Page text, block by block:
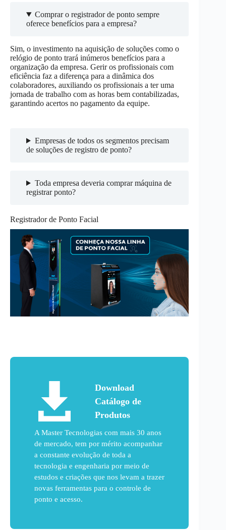
Comprar o registrador de ponto sempre
oferece benefícios para a empresa?
Sim, o investimento na aquisição de soluções como o
relógio de ponto trará inúmeros benefícios para a
organização da empresa. Gerir os profissionais com
eficiência faz a diferença para a dinâmica dos
colaboradores, auxiliando os profissionais a ter uma
jornada de trabalho com as horas bem contabilizadas,
garantindo acertos no pagamento da equipe.
Empresas de todos os segmentos precisam
de soluções de registro de ponto?
Toda empresa deveria comprar máquina de
registrar ponto?
Registrador de Ponto Facial
Download
Catálogo de
Produtos
A Master Tecnologias com mais 30 anos
de mercado, tem por mérito acompanhar
a constante evolução de toda a
tecnologia e engenharia por meio de
estudos e criações que nos levam a trazer
novas ferramentas para o controle de
ponto e acesso.